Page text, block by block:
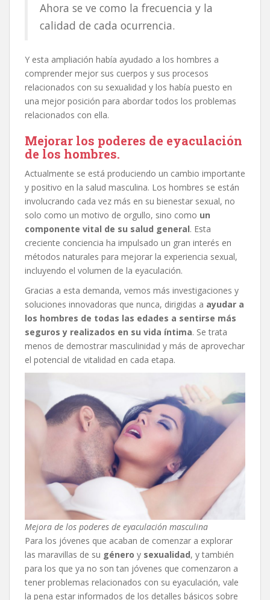
Ahora se ve como la frecuencia y la
calidad de cada ocurrencia.
Y esta ampliación había ayudado a los hombres a
comprender mejor sus cuerpos y sus procesos
relacionados con su sexualidad y los había puesto en
una mejor posición para abordar todos los problemas
relacionados con ella.
Mejorar los poderes de eyaculación
de los hombres.
Actualmente se está produciendo un cambio importante
y positivo en la salud masculina. Los hombres se están
involucrando cada vez más en su bienestar sexual, no
solo como un motivo de orgullo, sino como un
componente vital de su salud general. Esta
creciente conciencia ha impulsado un gran interés en
métodos naturales para mejorar la experiencia sexual,
incluyendo el volumen de la eyaculación.
Gracias a esta demanda, vemos más investigaciones y
soluciones innovadoras que nunca, dirigidas a ayudar a
los hombres de todas las edades a sentirse más
seguros y realizados en su vida íntima. Se trata
menos de demostrar masculinidad y más de aprovechar
el potencial de vitalidad en cada etapa.
Mejora de los poderes de eyaculación masculina
Para los jóvenes que acaban de comenzar a explorar
las maravillas de su género y sexualidad, y también
para los que ya no son tan jóvenes que comenzaron a
tener problemas relacionados con su eyaculación, vale
la pena estar informados de los detalles básicos sobre